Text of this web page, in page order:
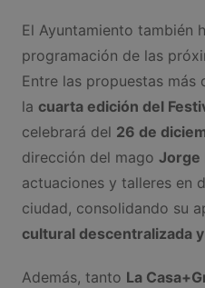
El Ayuntamiento también
programación de las
Entre las propuestas más
la cuarta edición del
celebrará del 26 de
dirección del mago Jorge
actuaciones y talleres en
ciudad, consolidando su
cultural descentralizada
Además, tanto La